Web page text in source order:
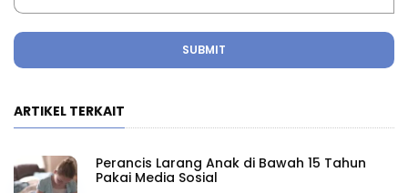
SUBMIT
ARTIKEL TERKAIT
Perancis Larang Anak di Bawah 15 Tahun
Pakai Media Sosial